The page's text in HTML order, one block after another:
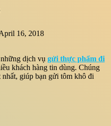
16, 2018
dịch vụ gửi thực phẩm đi
khách hàng tin dùng. Chúng
giúp bạn gửi tôm khô đi